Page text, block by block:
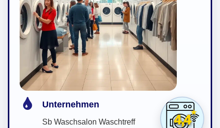
4,4
Unternehmen
Sb Waschsalon Waschtreff